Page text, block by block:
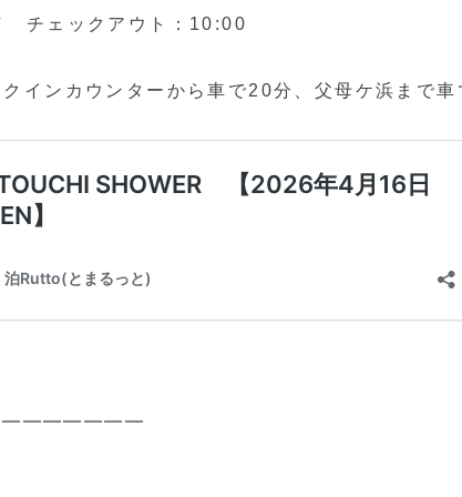
ェックアウト：10:00
インカウンターから車で20分、父母ケ浜まで